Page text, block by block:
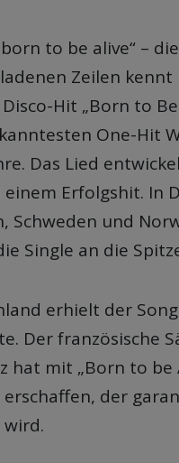
to be alive“ –
Zeilen
Hit „Born to
One-Hit
Das Lied
einem Erfolgshit. In
Schweden und
Single an die
erhielt der
Der französische
hat mit „Born to be
erschaffen, der
wird.